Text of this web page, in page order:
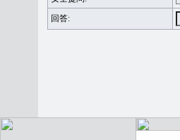
回答: